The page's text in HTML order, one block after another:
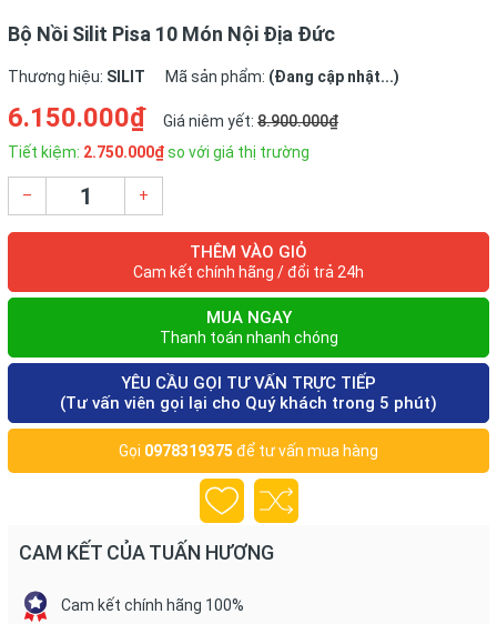
Bộ Nồi Silit Pisa 10 Món Nội Địa Đức
Thương hiệu: SILIT Mã sản phẩm: (Đang cập nhật...)
6.150.000₫ Giá niêm yết: 8.900.000₫
Tiết kiệm: 2.750.000₫so với giá thị trường
– +
THÊM VÀO GIỎ
Cam kết chính hãng / đổi trả 24h
MUA NGAY
Thanh toán nhanh chóng
YÊU CẦU GỌI TƯ VẤN TRỰC TIẾP
(Tư vấn viên gọi lại cho Quý khách trong 5 phút)
Gọi 0978319375 để tư vấn mua hàng
CAM KẾT CỦA TUẤN HƯƠNG
Cam kết chính hãng 100%